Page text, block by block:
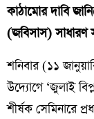
কাঠামোর দাবি
(জবিসাস) সাধারণ
শনিবার (১১
উদ্যোগে ‘জুলাই
শীর্ষক সেমিনারে